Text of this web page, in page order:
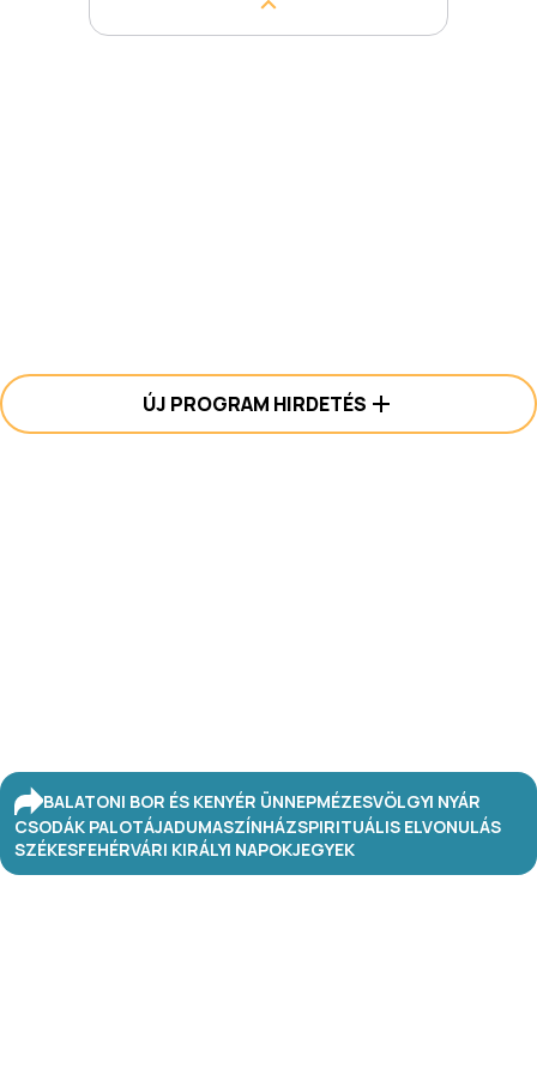
ÚJ PROGRAM HIRDETÉS
BALATONI BOR ÉS KENYÉR ÜNNEPMÉZESVÖLGYI NYÁR
CSODÁK PALOTÁJADUMASZÍNHÁZSPIRITUÁLIS ELVONULÁS
SZÉKESFEHÉRVÁRI KIRÁLYI NAPOKJEGYEK